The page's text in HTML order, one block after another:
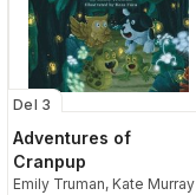
Del 3
Adventures of
Cranpup
Emily Truman, Kate Murray